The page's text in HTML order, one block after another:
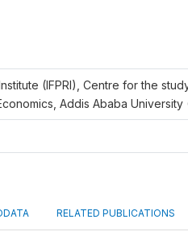
(IFPRI), Centre for the
Addis Ababa University
RELATED PUBLICATIONS